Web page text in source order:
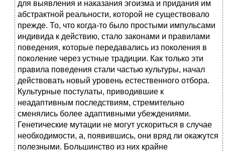
для выявления и наказания эгоизма и придания им
абстрактной реальности, которой не существовало
прежде. То, что когда-то было простыми импульсами
индивида к действию, стало законами и правилами
поведения, которые передавались из поколения в
поколение через устные традиции. Как только эти
правила поведения стали частью культуры, начал
действовать новый уровень естественного отбора.
Культурные постулаты, приводившие к
неадаптивным последствиям, стремительно
сменялись более адаптивными убеждениями.
Генетические мутации не могут ускориться в случае
необходимости, а, появившись, они вряд ли окажутся
полезными. Большинство из них крайне